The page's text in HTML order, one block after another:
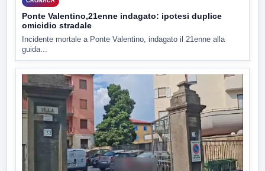
Ponte Valentino,21enne indagato: ipotesi duplice
omicidio stradale
Incidente mortale a Ponte Valentino, indagato il 21enne alla
guida...